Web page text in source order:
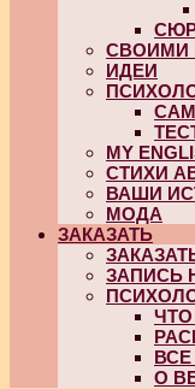
СВОИМИ
ИДЕИ
MY
СТИХИ
ВАШИ
МОДА
ЗАКАЗАТЬ
ЗАПИСЬ
ЧТО
О